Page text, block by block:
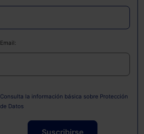
Email:
Consulta la información básica sobre Protección
de Datos